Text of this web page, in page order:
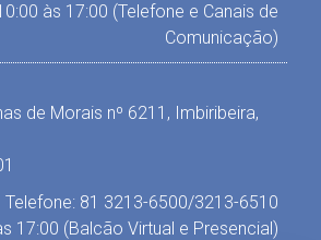
às 17:00 (Telefone e Canais de
Comunicação)
de Morais nº 6211, Imbiribeira,
Telefone: 81 3213-6500/3213-6510
17:00 (Balcão Virtual e Presencial)